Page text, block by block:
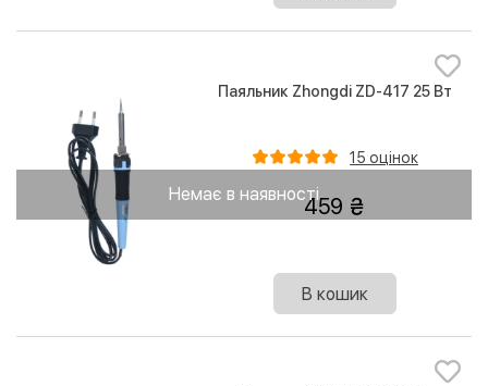
Немає в наявності
Паяльник Zhongdi ZD-417 25 Вт
15 оцінок
459
В кошик